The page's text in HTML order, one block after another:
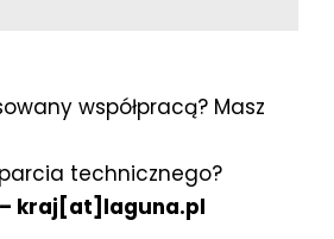
współpracą? Masz
technicznego?
kraj[at]laguna.pl